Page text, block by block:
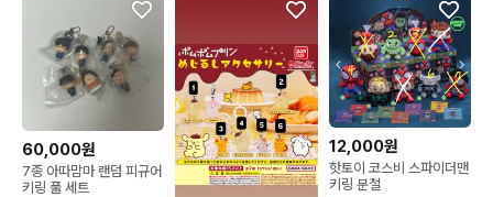
60,000원
7종 아따맘마 랜덤 피규어
키링 풀 세트
12,000원
핫토이 코스비 스파이더맨
키링 분철